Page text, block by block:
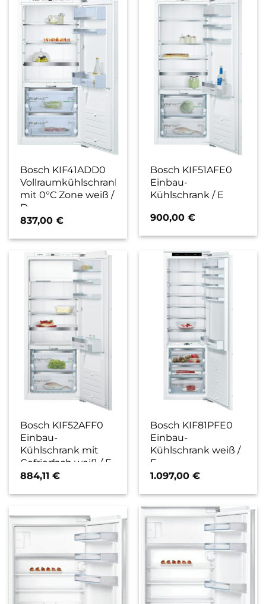
Bosch KIF41ADD0
Vollraumkühlschrank
mit 0°C Zone weiß /
D
837,00€
Bosch KIF51AFE0
Einbau-
Kühlschrank / E
900,00€
Bosch KIF52AFF0
Einbau-
Kühlschrank mit
Gefrierfach weiß / F
884,11€
Bosch KIF81PFE0
Einbau-
Kühlschrank weiß /
E
1.097,00€